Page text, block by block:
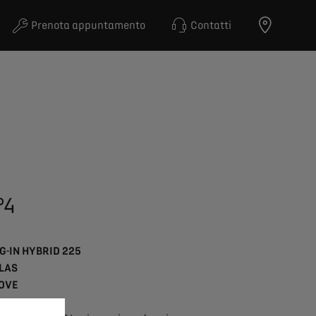
Prenota appuntamento Contatti
IN HYBRID 225